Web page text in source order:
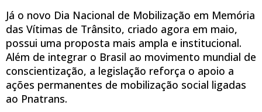
Já o novo Dia Nacional de Mobilização em Memória
das Vítimas de Trânsito, criado agora em maio,
possui uma proposta mais ampla e institucional.
Além de integrar o Brasil ao movimento mundial de
conscientização, a legislação reforça o apoio a
ações permanentes de mobilização social ligadas
ao Pnatrans.